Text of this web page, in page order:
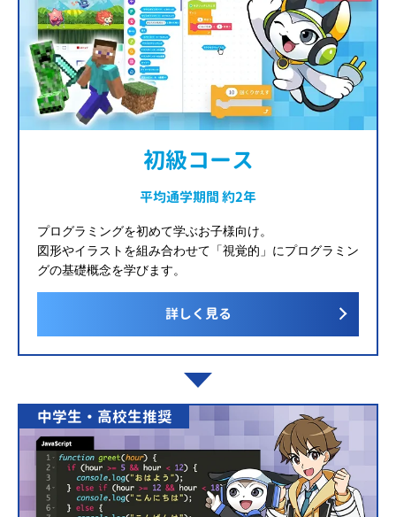
初級コース
平均通学期間 約2年
プログラミングを初めて学ぶお子様向け。
図形やイラストを組み合わせて「視覚的」にプログラミン
グの基礎概念を学びます。
詳しく見る
中学生・高校生推奨